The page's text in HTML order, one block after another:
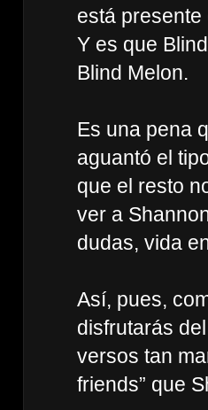
está
Y es que
Blind Melon.
Es una pena
aguantó el
que el resto
ver a
dudas, vida
Así, pues,
disfrutarás
versos tan
friends” que